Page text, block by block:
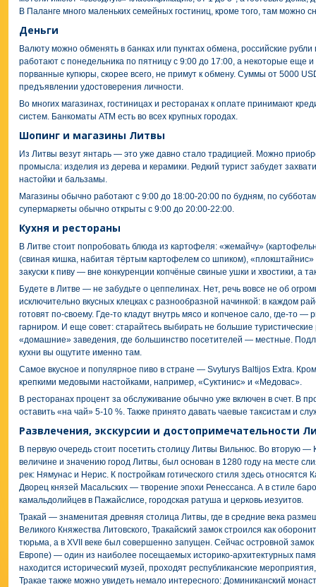
В Паланге много маленьких семейных гостиниц, кроме того, там можно
Деньги
Валюту можно обменять в банках или пунктах обмена, российские
работают с понедельника по пятницу с 9:00 до 17:00, а некоторые еще
порванные купюры, скорее всего, не примут к обмену. Суммы от 5000
предъявлении удостоверения личности.
Во многих магазинах, гостиницах и ресторанах к оплате принимают
систем. Банкоматы ATM есть во всех крупных городах.
Шопинг и магазины Литвы
Из Литвы везут янтарь — это уже давно стало традицией. Можно
промысла: изделия из дерева и керамики. Редкий турист забудет
настойки и бальзамы.
Магазины обычно работают с 9:00 до 18:00-20:00 по будням, по
супермаркеты обычно открыты с 9:00 до 20:00-22:00.
Кухня и рестораны
В Литве стоит попробовать блюда из картофеля: «жемайчу»
(свиная кишка, набитая тёртым картофелем со шпиком), «плокштайнис»
закуски к пиву — вне конкуренции копчёные свиные ушки и хвостики, а
Будете в Литве — не забудьте о цеппелинах. Нет, речь вовсе не об
исключительно вкусных клецках с разнообразной начинкой: в каждом
готовят по-своему. Где-то кладут внутрь мясо и копченое сало, где-то —
гарниром. И еще совет: старайтесь выбирать не большие
«домашние» заведения, где большинство посетителей — местные.
кухни вы ощутите именно там.
Самое вкусное и популярное пиво в стране — Svyturys Baltijos Extra.
крепкими медовыми настойками, например, «Суктинис» и «Медовас».
В ресторанах процент за обслуживание обычно уже включен в счет. В
оставить «на чай» 5-10 %. Также принято давать чаевые таксистам и
Развлечения, экскурсии и достопримечательности
В первую очередь стоит посетить столицу Литвы Вильнюс. Во вторую —
величине и значению город Литвы, был основан в 1280 году на месте
рек: Нямунас и Нерис. К постройкам готического стиля здесь относятся
Дворец князей Масальских — творение эпохи Ренессанса. А в стиле
камальдолийцев в Пажайслисе, городская ратуша и церковь иезуитов.
Тракай — знаменитая древняя столица Литвы, где в средние века
Великого Княжества Литовского, Тракайский замок строился как
тюрьма, а в XVII веке был совершенно запущен. Сейчас островной
Европе) — один из наиболее посещаемых историко-архитектурных
находится исторический музей, проходят республиканские
Тракае также можно увидеть немало интересного: Доминиканский